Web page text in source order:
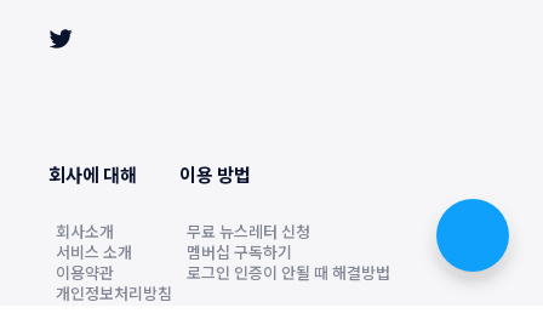
회사에 대해
회사소개
서비스 소개
이용약관
개인정보처리방침
이용 방법
무료 뉴스레터 신청
멤버십 구독하기
로그인 인증이 안될 때 해결방법